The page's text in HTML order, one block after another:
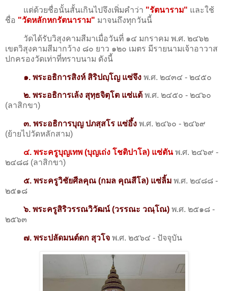
แต่ด้วยชื่อนั้นสั้นเกินไปจึงเพิ่มคำว่า "รัตนาราม" และใช้
ชื่อ "วัดหลักหกรัตนาราม" มาจนถึงทุกวันนี้
วัดได้รับวิสุงคามสีมาเมื่อวันที่ ๑๔ มกราคม พ.ศ. ๒๔๖๒
เขตวิสุงคามสีมากว้าง ๘๐ ยาว ๑๒๐ เมตร มีรายนามเจ้าอาวาส
ปกครองวัดเท่าที่ทราบนาม ดังนี้
๑. พระอธิการสิงห์ สิริปญฺโญ แซ่จึง พ.ศ. ๒๔๓๔ - ๒๔๕๐
๒. พระอธิการเล้ง สุทฺธจิตฺโต แซ่แต้ พ.ศ. ๒๔๕๐ - ๒๔๖๐
(ลาสิกขา)
๓. พระอธิการบุญ ปภสฺสโร แซ่อึ้ง พ.ศ. ๒๔๖๐ - ๒๔๖๙
(ย้ายไปวัดหลักสาม)
๔. พระครูบุญเทพ (บุญเถ่ง โชติปาโล) แซ่ตัน พ.ศ. ๒๔๖๙ -
๒๔๘๘ (ลาสิกขา)
๕. พระครูวิชัยศีลคุณ (กมล คุณสีโล) แซ่ลิ้ม พ.ศ. ๒๔๘๘ -
๒๕๑๘
๖. พระครูสิริวรรณวิวัฒน์ (วรรณะ วณฺโณ) พ.ศ. ๒๕๑๘ -
๒๕๖๓
๗. พระปลัดมนต์ดก สุวโจ พ.ศ. ๒๕๖๔ - ปัจจุบัน